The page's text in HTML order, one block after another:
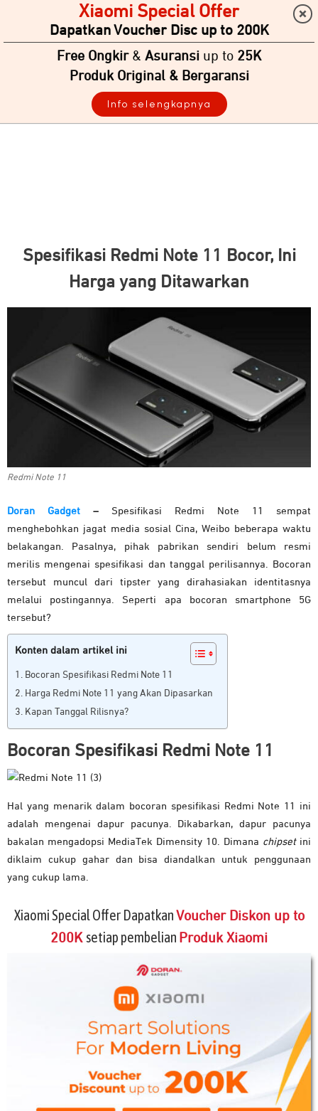
Spesifikasi Redmi Note 11 Bocor, Ini
Harga yang Ditawarkan
Redmi Note 11
Doran Gadget – Spesifikasi Redmi Note 11 sempat
menghebohkan jagat media sosial Cina, Weibo beberapa waktu
belakangan. Pasalnya, pihak pabrikan sendiri belum resmi
merilis mengenai spesifikasi dan tanggal perilisannya. Bocoran
tersebut muncul dari tipster yang dirahasiakan identitasnya
melalui postingannya. Seperti apa bocoran smartphone 5G
tersebut?
Konten dalam artikel ini
Bocoran Spesifikasi Redmi Note 11
Harga Redmi Note 11 yang Akan Dipasarkan
Kapan Tanggal Rilisnya?
Bocoran Spesifikasi Redmi Note 11
Hal yang menarik dalam bocoran spesifikasi Redmi Note 11 ini
adalah mengenai dapur pacunya. Dikabarkan, dapur pacunya
bakalan mengadopsi MediaTek Dimensity 10. Dimana chipsetini
diklaim cukup gahar dan bisa diandalkan untuk penggunaan
yang cukup lama.
Xiaomi Special Offer Dapatkan Voucher Diskon up to
200K setiap pembelian Produk Xiaomi
Xiaomi Special Offer
Dapatkan Voucher Disc up to 200K
Free Ongkir & Asuransi up to 25K
Produk Original & Bergaransi
Info selengkapnya